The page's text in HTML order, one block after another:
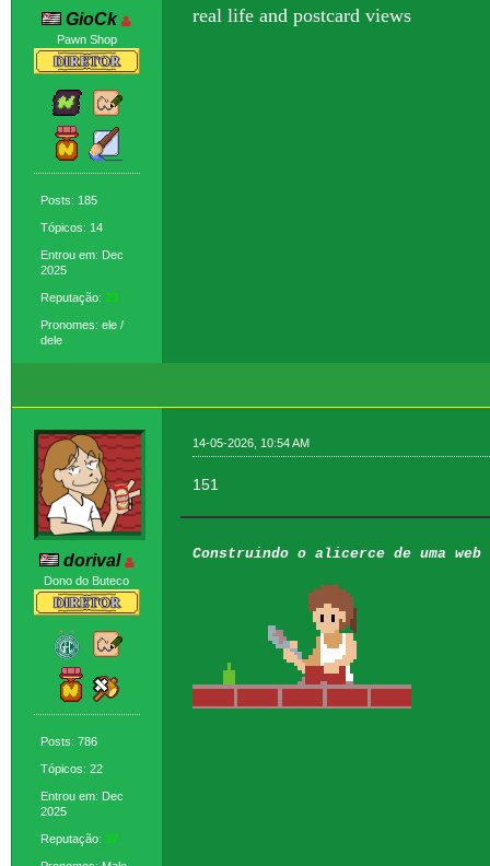
GioCk
Pawn Shop
Posts: 185
Tópicos: 14
Entrou em: Dec
2025
Reputação: 23
Pronomes: ele /
dele
real life and postcard views
dorival
Dono do Buteco
Posts: 786
Tópicos: 22
Entrou em: Dec
2025
Reputação: 37
14-05-2026, 10:54 AM
151
Construindo o alicerce de uma